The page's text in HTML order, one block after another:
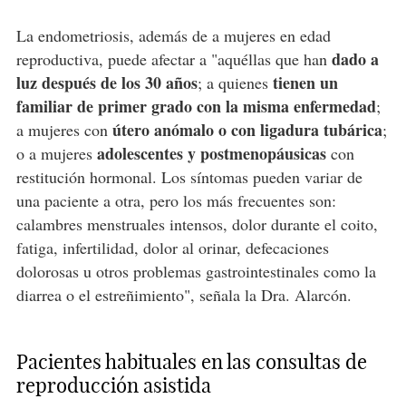
La endometriosis, además de a mujeres en edad
reproductiva, puede afectar a "aquéllas que han dado a
luz después de los 30 años; a quienes tienen un
familiar de primer grado con la misma enfermedad;
a mujeres con útero anómalo o con ligadura tubárica;
o a mujeres adolescentes y postmenopáusicascon
restitución hormonal. Los síntomas pueden variar de
una paciente a otra, pero los más frecuentes son:
calambres menstruales intensos, dolor durante el coito,
fatiga, infertilidad, dolor al orinar, defecaciones
dolorosas u otros problemas gastrointestinales como la
diarrea o el estreñimiento", señala la Dra. Alarcón.
Pacientes habituales en las consultas de
reproducción asistida